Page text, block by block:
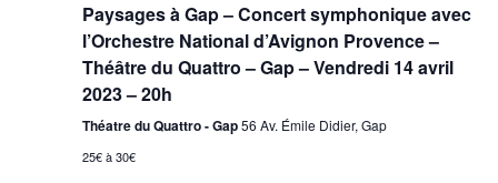
Paysages à Gap – Concert symphonique avec
l’Orchestre National d’Avignon Provence –
Théâtre du Quattro – Gap – Vendredi 14 avril
2023 – 20h
Théatre du Quattro - Gap56 Av. Émile Didier, Gap
25€ à 30€